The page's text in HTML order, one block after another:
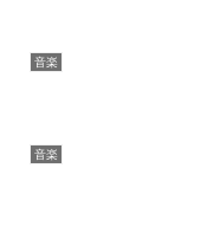
音楽
音楽